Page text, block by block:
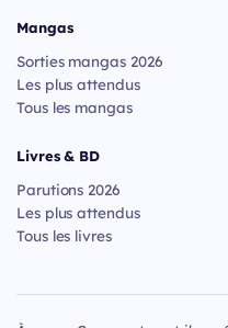
Mangas
Sorties mangas 2026
Les plus attendus
Tous les mangas
Livres & BD
Parutions 2026
Les plus attendus
Tous les livres